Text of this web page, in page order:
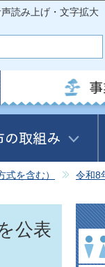
読み上げ・文字拡大
を含む） 令和8
公表